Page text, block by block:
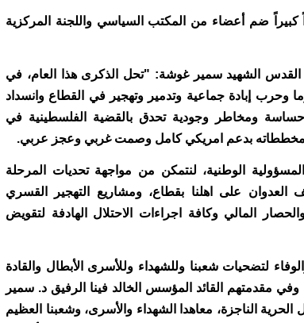
كبيراً ضم أعضاء من المكتب السياسي واللجنة المركزية
الشهيد سمير غوشة: "تحل الذكرى هذا العام، في
إبادة جماعية وتدمير وتهجير في القطاع وانسداد
ومخاطر وجودية تحدق بالقضية الفلسطينية في
ومخططاته بدعم امريكي كامل وصمت غربي وعجز عربي.
الوطنية، لنتمكن من مواجهة تحديات المرحلة
على اهلنا بقطاع، ومشاريع التهجير القسري
المالي وكافة اجراءات الاحتلال الهادفة لتقويض
لتضحيات شعبنا وللشهداء وللأسرى الأبطال والقادة
وفي مقدمتهم القائد المؤسس الخالد فينا الرفيق د. سمير
الناجزة، معاهدا الشهداء والأسرى، وشعبنا العظيم